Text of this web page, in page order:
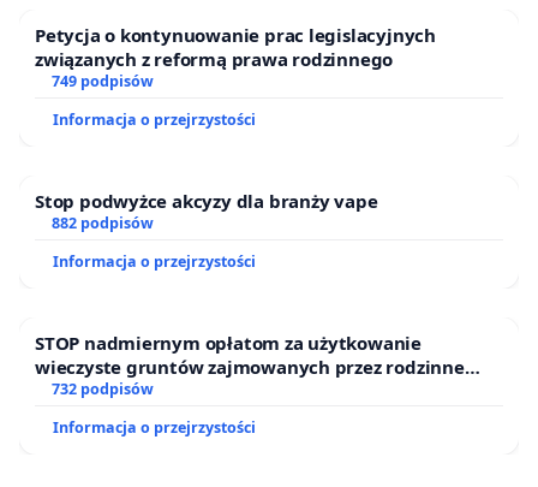
Petycja o kontynuowanie prac legislacyjnych
związanych z reformą prawa rodzinnego
749 podpisów
Informacja o przejrzystości
Stop podwyżce akcyzy dla branży vape
882 podpisów
Informacja o przejrzystości
STOP nadmiernym opłatom za użytkowanie
wieczyste gruntów zajmowanych przez rodzinne
ogrody działkowe.
732 podpisów
Informacja o przejrzystości